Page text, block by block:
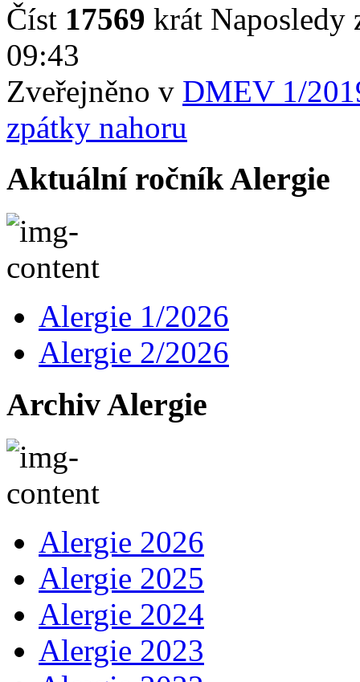
Číst 17569 krát Naposledy
09:43
Zveřejněno v DMEV 1/
zpátky nahoru
Aktuální ročník Alergie
Alergie 1/2026
Alergie 2/2026
Archiv Alergie
Alergie 2026
Alergie 2025
Alergie 2024
Alergie 2023